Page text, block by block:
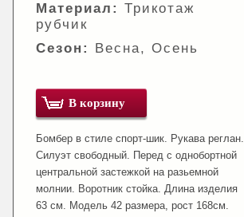
Материал: Трикотаж
рубчик
Сезон:
Весна, Осень
В корзину
Бомбер в стиле спорт-шик. Рукава реглан.
Силуэт свободный. Перед с однобортной
центральной застежкой на разьемной
молнии. Воротник стойка. Длина изделия
63 см. Модель 42 размера, рост 168см.